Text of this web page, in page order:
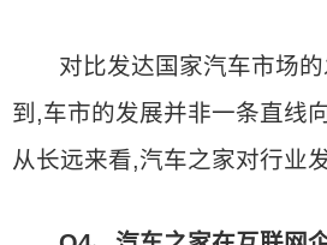
对比发达国家汽车市场
到,车市的发展并非一条直线
从长远来看,汽车之家对行业